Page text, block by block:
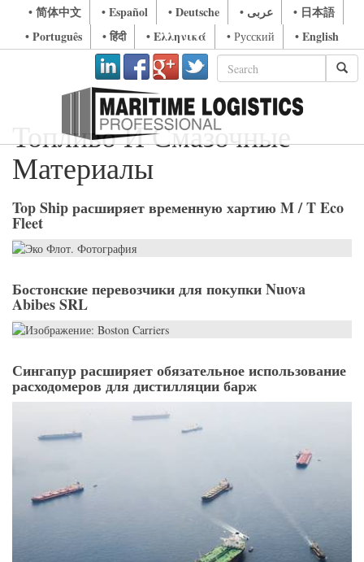
• 简体中文 • Español • Deutsche • عربى
• 日本語
• Português
• हिंदी • Ελληνικά • Русский • English
Топливо И Смазочные
Материалы
Top Ship расширяет временную хартию M / T Eco
Fleet
Бостонские перевозчики для покупки Nuova
Abibes SRL
Сингапур расширяет обязательное использование
расходомеров для дистилляции барж